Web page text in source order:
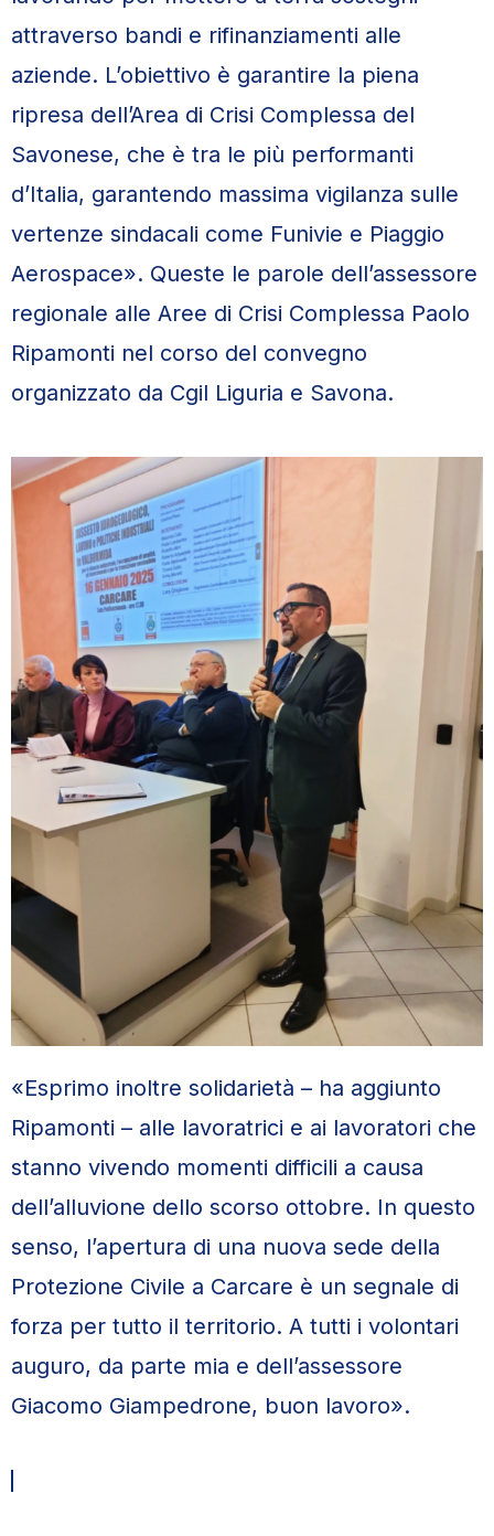
attraverso bandi e rifinanziamenti alle
aziende. L’obiettivo è garantire la piena
ripresa dell’Area di Crisi Complessa del
Savonese, che è tra le più performanti
d’Italia, garantendo massima vigilanza sulle
vertenze sindacali come Funivie e Piaggio
Aerospace». Queste le parole dell’assessore
regionale alle Aree di Crisi Complessa Paolo
Ripamonti nel corso del convegno
organizzato da Cgil Liguria e Savona.
«Esprimo inoltre solidarietà – ha aggiunto
Ripamonti – alle lavoratrici e ai lavoratori che
stanno vivendo momenti difficili a causa
dell’alluvione dello scorso ottobre. In questo
senso, l’apertura di una nuova sede della
Protezione Civile a Carcare è un segnale di
forza per tutto il territorio. A tutti i volontari
auguro, da parte mia e dell’assessore
Giacomo Giampedrone, buon lavoro».